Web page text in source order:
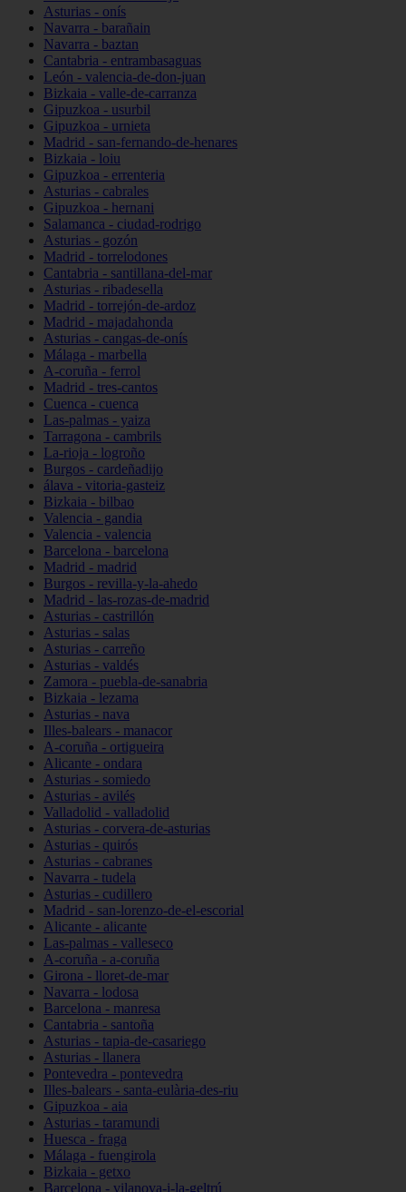
Asturias - onís
Navarra - barañain
Navarra - baztan
Cantabria - entrambasaguas
León - valencia-de-don-juan
Bizkaia - valle-de-carranza
Gipuzkoa - usurbil
Gipuzkoa - urnieta
Madrid - san-fernando-de-henares
Bizkaia - loiu
Gipuzkoa - errenteria
Asturias - cabrales
Gipuzkoa - hernani
Salamanca - ciudad-rodrigo
Asturias - gozón
Madrid - torrelodones
Cantabria - santillana-del-mar
Asturias - ribadesella
Madrid - torrejón-de-ardoz
Madrid - majadahonda
Asturias - cangas-de-onís
Málaga - marbella
A-coruña - ferrol
Madrid - tres-cantos
Cuenca - cuenca
Las-palmas - yaiza
Tarragona - cambrils
La-rioja - logroño
Burgos - cardeñadijo
álava - vitoria-gasteiz
Bizkaia - bilbao
Valencia - gandia
Valencia - valencia
Barcelona - barcelona
Madrid - madrid
Burgos - revilla-y-la-ahedo
Madrid - las-rozas-de-madrid
Asturias - castrillón
Asturias - salas
Asturias - carreño
Asturias - valdés
Zamora - puebla-de-sanabria
Bizkaia - lezama
Asturias - nava
Illes-balears - manacor
A-coruña - ortigueira
Alicante - ondara
Asturias - somiedo
Asturias - avilés
Valladolid - valladolid
Asturias - corvera-de-asturias
Asturias - quirós
Asturias - cabranes
Navarra - tudela
Asturias - cudillero
Madrid - san-lorenzo-de-el-escorial
Alicante - alicante
Las-palmas - valleseco
A-coruña - a-coruña
Girona - lloret-de-mar
Navarra - lodosa
Barcelona - manresa
Cantabria - santoña
Asturias - tapia-de-casariego
Asturias - llanera
Pontevedra - pontevedra
Illes-balears - santa-eulària-des-riu
Gipuzkoa - aia
Asturias - taramundi
Huesca - fraga
Málaga - fuengirola
Bizkaia - getxo
Barcelona - vilanova-i-la-geltrú